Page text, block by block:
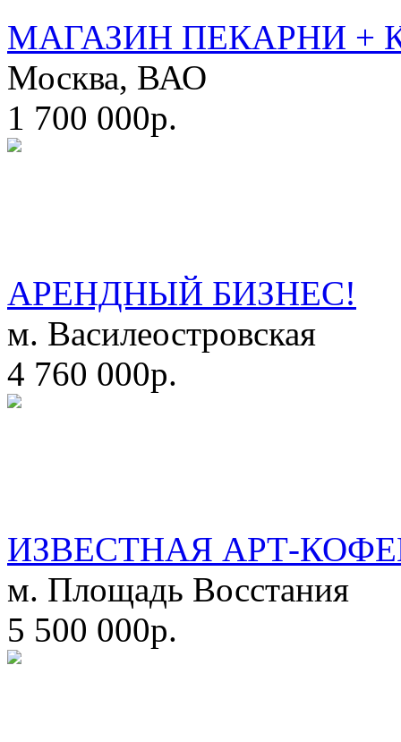
МАГАЗИН ПЕКАРНИ +
Москва, ВАО
1 700 000р.
АРЕНДНЫЙ БИЗНЕС!
м. Василеостровская
4 760 000р.
ИЗВЕСТНАЯ АРТ-
м. Площадь Восстания
5 500 000р.